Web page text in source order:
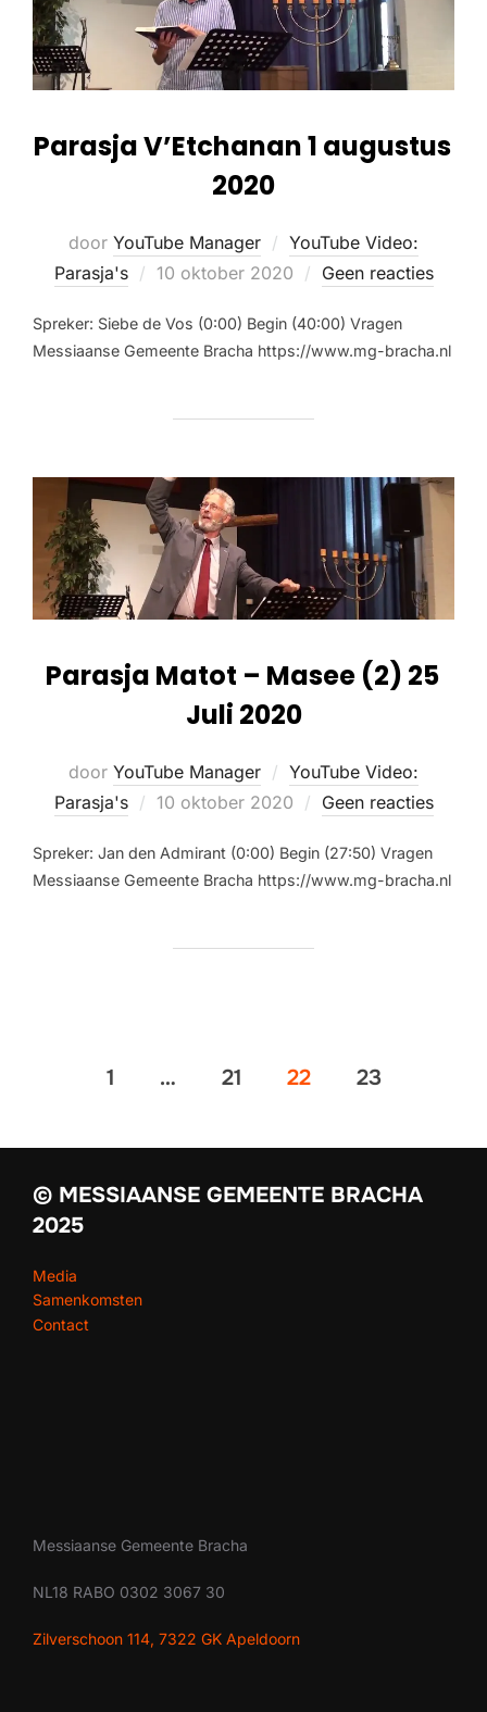
Parasja V’Etchanan 1 augustus
2020
door YouTube Manager
YouTube Video:
Parasja's
10 oktober 2020 Geen reacties
Spreker: Siebe de Vos (0:00) Begin (40:00) Vragen
Messiaanse Gemeente Bracha https://www.mg-bracha.nl
Parasja Matot – Masee (2) 25
Juli 2020
door YouTube Manager
YouTube Video:
Parasja's
10 oktober 2020 Geen reacties
Spreker: Jan den Admirant (0:00) Begin (27:50) Vragen
Messiaanse Gemeente Bracha https://www.mg-bracha.nl
1 … 21 22 23
© MESSIAANSE GEMEENTE BRACHA
2025
Media
Samenkomsten
Contact
Messiaanse Gemeente Bracha
NL18 RABO 0302 3067 30
Zilverschoon 114, 7322 GK Apeldoorn